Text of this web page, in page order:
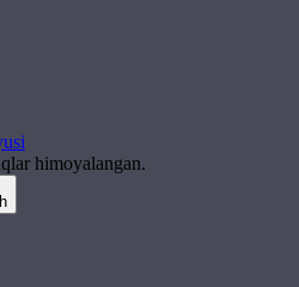
himoyalangan.